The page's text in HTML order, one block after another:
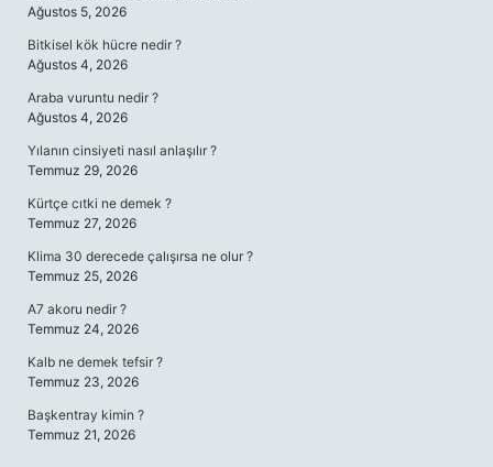
Ağustos 5, 2026
Bitkisel kök hücre nedir ?
Ağustos 4, 2026
Araba vuruntu nedir ?
Ağustos 4, 2026
Yılanın cinsiyeti nasıl anlaşılır ?
Temmuz 29, 2026
Kürtçe cıtki ne demek ?
Temmuz 27, 2026
Klima 30 derecede çalışırsa ne olur ?
Temmuz 25, 2026
A7 akoru nedir ?
Temmuz 24, 2026
Kalb ne demek tefsir ?
Temmuz 23, 2026
Başkentray kimin ?
Temmuz 21, 2026